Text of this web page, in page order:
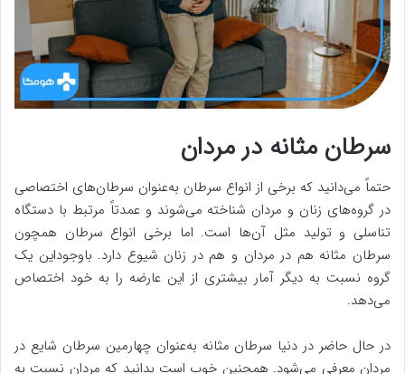
سرطان مثانه در مردان
حتماً می‌دانید که برخی از انواع سرطان به‌عنوان سرطان‌های اختصاصی
در گروه‌های زنان و مردان شناخته می‌شوند و عمدتاً مرتبط با دستگاه
تناسلی و تولید مثل آن‌ها است. اما برخی انواع سرطان همچون
سرطان مثانه هم در مردان و هم در زنان شیوع دارد. باوجوداین یک
گروه نسبت به دیگر آمار بیشتری از این عارضه را به خود اختصاص
می‌دهد.
در حال حاضر در دنیا سرطان مثانه به‌عنوان چهارمین سرطان شایع در
مردان معرفی می‌شود. همچنین خوب است بدانید که مردان نسبت به